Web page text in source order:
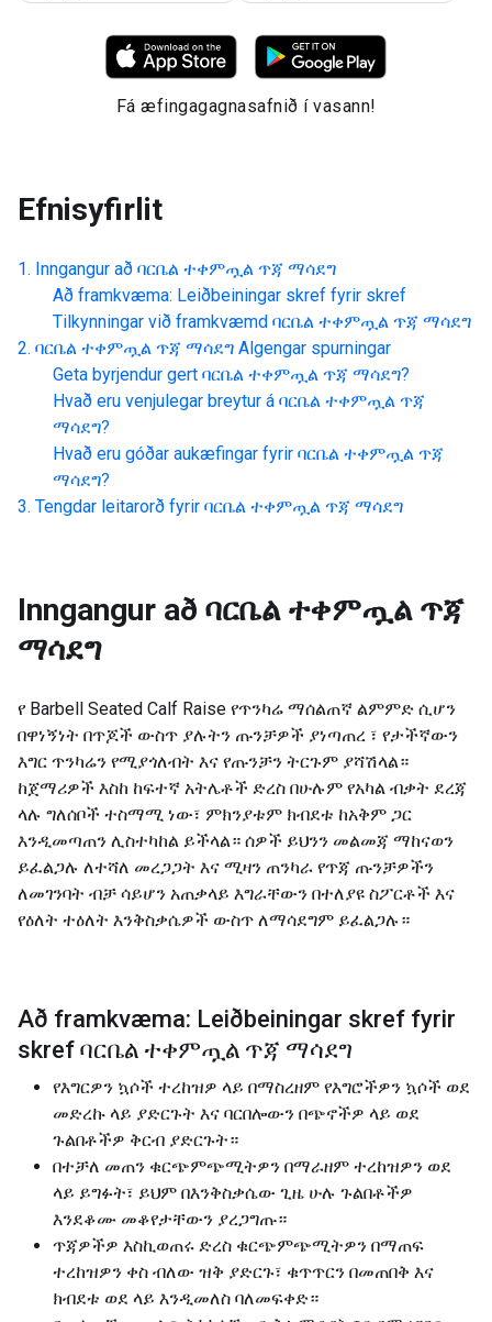
Fá æfingagagnasafnið í vasann!
Efnisyfirlit
Inngangur að ባርቤል ተቀምጧል ጥጃ ማሳደግ
Að framkvæma: Leiðbeiningar skref fyrir skref
Tilkynningar við framkvæmd ባርቤል ተቀምጧል ጥጃ ማሳደግ
ባርቤል ተቀምጧል ጥጃ ማሳደግ Algengar spurningar
Geta byrjendur gert ባርቤል ተቀምጧል ጥጃ ማሳደግ?
Hvað eru venjulegar breytur á ባርቤል ተቀምጧል ጥጃ
ማሳደግ?
Hvað eru góðar aukæfingar fyrir ባርቤል ተቀምጧል ጥጃ
ማሳደግ?
Tengdar leitarorð fyrir ባርቤል ተቀምጧል ጥጃ ማሳደግ
Inngangur að ባርቤል ተቀምጧል ጥጃ
ማሳደግ
የ Barbell Seated Calf Raise የጥንካሬ ማሰልጠኛ ልምምድ ሲሆን
በዋነኝነት በጥጆች ውስጥ ያሉትን ጡንቻዎች ያነጣጠረ ፣ የታችኛውን
እግር ጥንካሬን የሚያጎለብት እና የጡንቻን ትርጉም ያሻሽላል።
ከጀማሪዎች እስከ ከፍተኛ አትሌቶች ድረስ በሁሉም የአካል ብቃት ደረጃ
ላሉ ግለሰቦች ተስማሚ ነው፣ ምክንያቱም ክብደቱ ከአቅም ጋር
እንዲመጣጠን ሊስተካከል ይችላል። ሰዎች ይህንን መልመጃ ማከናወን
ይፈልጋሉ ለተሻለ መረጋጋት እና ሚዛን ጠንካራ የጥጃ ጡንቻዎችን
ለመገንባት ብቻ ሳይሆን አጠቃላይ እግራቸውን በተለያዩ ስፖርቶች እና
የዕለት ተዕለት እንቅስቃሴዎች ውስጥ ለማሳደግም ይፈልጋሉ።
Að framkvæma: Leiðbeiningar skref fyrir
skref ባርቤል ተቀምጧል ጥጃ ማሳደግ
የእግርዎን ኳሶች ተረከዝዎ ላይ በማስረዘም የእግሮችዎን ኳሶች ወደ
መድረኩ ላይ ያድርጉት እና ባርበሎውን በጭኖችዎ ላይ ወደ
ጉልበቶችዎ ቅርብ ያድርጉት።
በተቻለ መጠን ቁርጭምጭሚትዎን በማራዘም ተረከዝዎን ወደ
ላይ ይግፉት፣ ይህም በእንቅስቃሴው ጊዜ ሁሉ ጉልበቶችዎ
እንደቆሙ መቆየታቸውን ያረጋግጡ።
ጥጃዎችዎ እስኪወጠሩ ድረስ ቁርጭምጭሚትዎን በማጠፍ
ተረከዝዎን ቀስ ብለው ዝቅ ያድርጉ፣ ቁጥጥርን በመጠበቅ እና
ክብደቱ ወደ ላይ እንዲመለስ ባለመፍቀድ።